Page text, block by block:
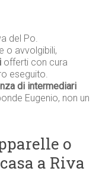
del Po.
o avvolgibili,
offerti con cura
eseguito.
di intermediari
Eugenio, non un
o
a Riva